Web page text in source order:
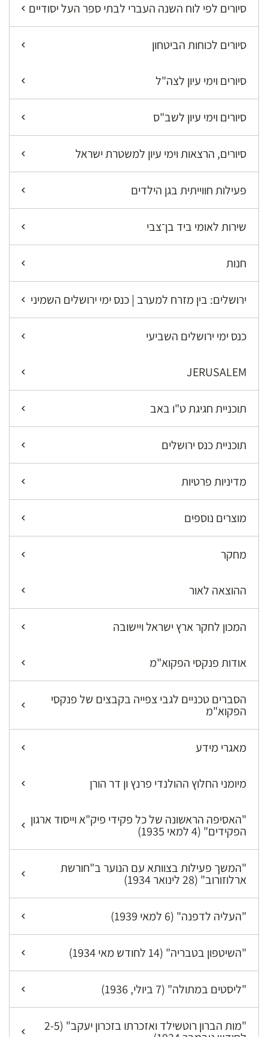
סיורים לפי לוח השנה העברי לבתי ספר העל יסודיים
סיורים לכוחות הביטחון
סיורים וימי עיון לצה"ל
סיורים וימי עיון לשב"ס
סיורים, הרצאות וימי עיון למשטרת ישראל
פעילות חווייתית בגן הילדים
שירות לאומי ביד בן־צבי
חנות
ירושלים: בין מזרח למערב | כנס ימי ירושלים השמיני
כנס ימי ירושלים השביעי
JERUSALEM
תוכניית חגיגת ט"ו באב
תוכניית כנס ירושלים
מדיניות פרטיות
מוצרים נוספים
מחקר
ההוצאה לאור
המכון לחקר ארץ ישראל ויישובה
אודות פנקסי הפקוא"מ
הסברים טכניים לגבי צפייה בקבצים של פנקסי
הפקוא"מ
מאגרי מידע
מיומני החלוץ ההולנדי פרנץ ון דר הורן
"האסיפה הראשונה של כל פקידי פיק"א וייסוד ארגון
הפקידים" (4 למאי 1935)
"המשך פעילות בצוותא עם הנוער ב"חורשת
ארלוזורוב" (28 לינואר 1934)
"העליה לדפנה" (6 למאי 1939)
"השיטפון בטבריה" (14 לחודש מאי 1934)
"ליסטים במתולה" (7 ביולי, 1936)
"מות הברון רוטשילד ואזכרתו בזכרון יעקב" (2-5